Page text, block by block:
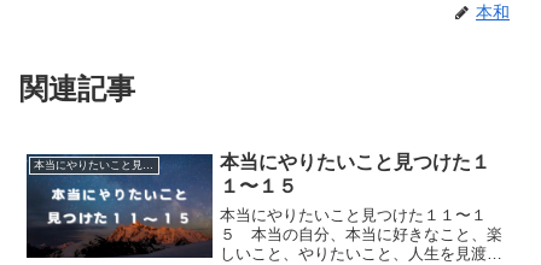
本和
関連記事
本当にやりたいこと見つけた
本当にやりたいこと見つけた１
１〜１５
本当にやりたいこと見つけた１１〜１
５ 本当の自分、本当に好きなこと、楽
しいこと、やりたいこと、人生を見渡し